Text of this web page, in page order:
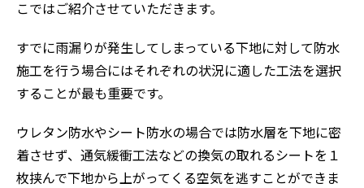
こではご紹介させていただきます。
すでに雨漏りが発生してしまっている下地に対して防水
施工を行う場合にはそれぞれの状況に適した工法を選択
することが最も重要です。
ウレタン防水やシート防水の場合では防水層を下地に密
着させず、通気緩衝工法などの換気の取れるシートを１
枚挟んで下地から上がってくる空気を逃すことができま